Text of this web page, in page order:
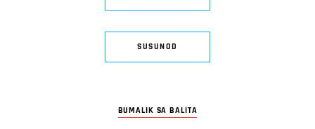
SUSUNOD
BUMALIK SA BALITA